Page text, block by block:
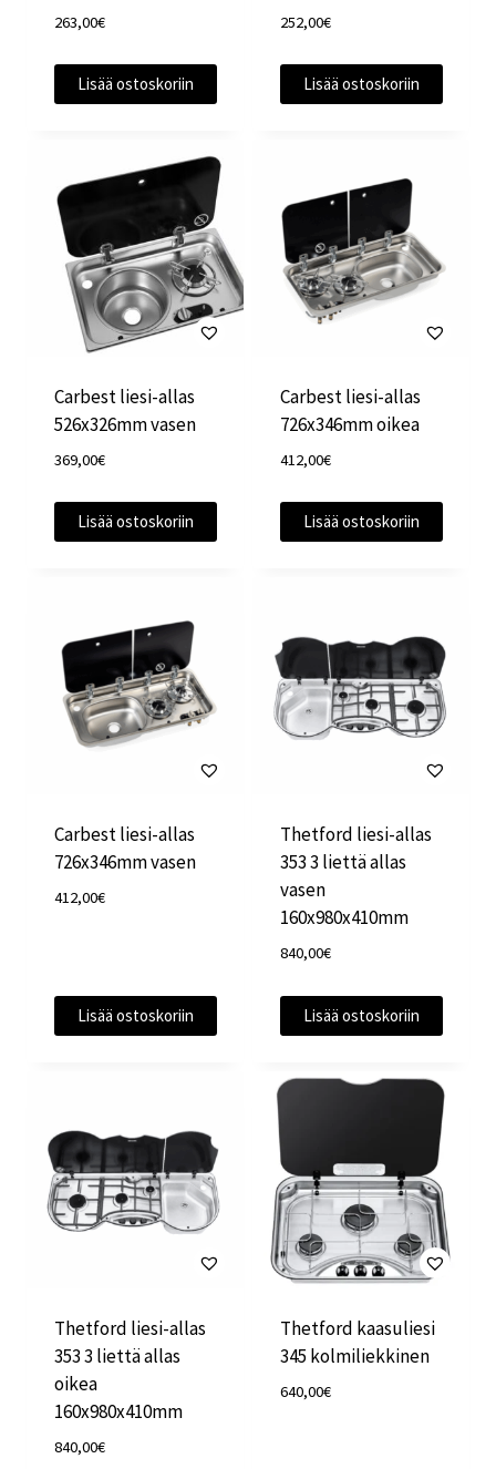
263,00€
Lisää ostoskoriin
252,00€
Lisää ostoskoriin
Carbest liesi-allas
526x326mm vasen
369,00€
Lisää ostoskoriin
Carbest liesi-allas
726x346mm oikea
412,00€
Lisää ostoskoriin
Carbest liesi-allas
726x346mm vasen
412,00€
Lisää ostoskoriin
Thetford liesi-allas
353 3 liettä allas
vasen
160x980x410mm
840,00€
Lisää ostoskoriin
Thetford liesi-allas
353 3 liettä allas
oikea
160x980x410mm
840,00€
Thetford kaasuliesi
345 kolmiliekkinen
640,00€